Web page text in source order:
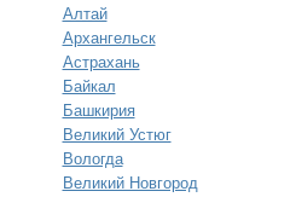
Алтай
Архангельск
Астрахань
Байкал
Башкирия
Великий Устюг
Вологда
Великий Новгород